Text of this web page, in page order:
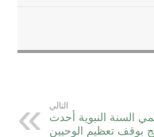
التالي
السنة النبوية أحدث
بوقف تعظيم الوحيين